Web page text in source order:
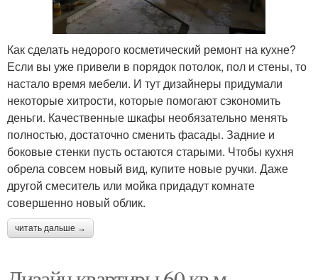
Как сделать недорого косметический ремонт на кухне?
Если вы уже привели в порядок потолок, пол и стены, то
настало время мебели. И тут дизайнеры придумали
некоторые хитрости, которые помогают сэкономить
деньги. Качественные шкафы необязательно менять
полностью, достаточно сменить фасады. Задние и
боковые стенки пусть остаются старыми. Чтобы кухня
обрела совсем новый вид, купите новые ручки. Даже
другой смеситель или мойка придадут комнате
совершенно новый облик.
читать дальше →